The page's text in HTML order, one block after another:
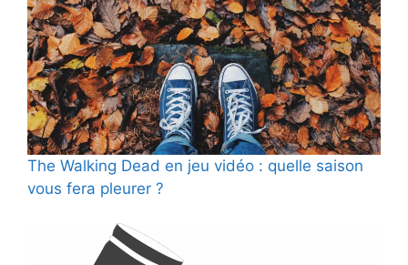
The Walking Dead en jeu vidéo : quelle saison
vous fera pleurer ?